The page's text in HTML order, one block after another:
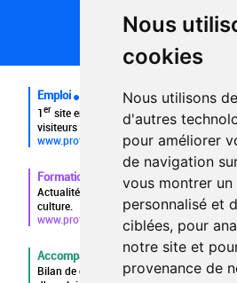
Nous
cookies
Nous utilisons
d'autres
pour améliorer
de navigation
vous montrer un
personnalisé et
ciblées, pour
notre site et
provenance de
Plan du site
FAQ recruteurs
FAQ
Emploi
1er site emploi du secteur culturel
visiteurs uniques par mois.
www.profilculture.com
Formation
Actualités, guide et annuaire des
culture.
www.profilculture-formation.com
Accompagnement professionnel
Bilan de compétences, coaching,